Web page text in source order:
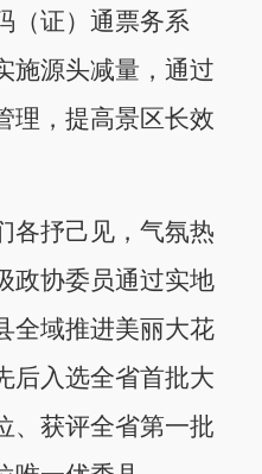
（证）通票务系
施源头减量，通过
理，提高景区长效
抒己见，气氛热
政协委员通过实地
全域推进美丽大花
后入选全省首批大
、获评全省第一批